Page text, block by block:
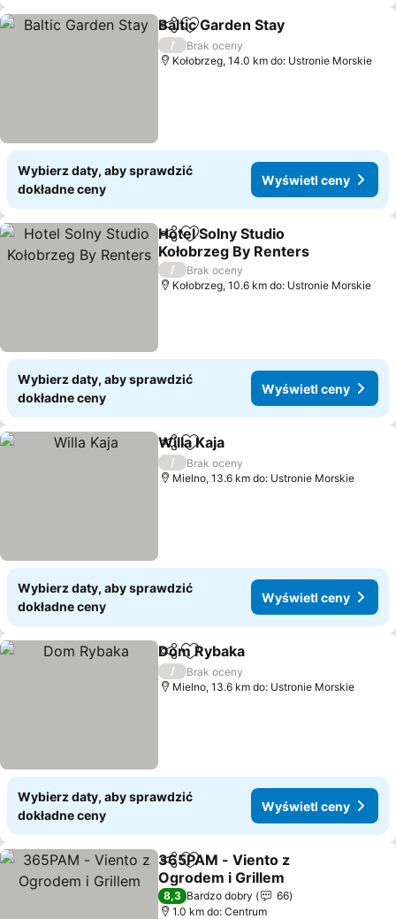
UdostępnijDodaj do ulubionych
Baltic Garden Stay
/
Brak oceny
Kołobrzeg, 14.0 km do: Ustronie Morskie
Wybierz daty, aby sprawdzić
dokładne ceny
Wyświetl ceny
Udostępnij
Dodaj do ulubionych
Hotel Solny Studio
Kołobrzeg By Renters
Wyświetl ceny
/
Brak oceny
Kołobrzeg, 10.6 km do: Ustronie Morskie
Wybierz daty, aby sprawdzić
dokładne ceny
Wyświetl ceny
Udostępnij
Dodaj do ulubionych
Willa Kaja
/
Brak oceny
Mielno, 13.6 km do: Ustronie Morskie
Wybierz daty, aby sprawdzić
dokładne ceny
Wyświetl ceny
Udostępnij
Dodaj do ulubionych
Dom Rybaka
/
Brak oceny
Mielno, 13.6 km do: Ustronie Morskie
Wybierz daty, aby sprawdzić
dokładne ceny
Wyświetl ceny
UdostępnijDodaj do ulubionych
365PAM - Viento z
Ogrodem i Grillem
Wyświetl ceny
8,3 Bardzo dobry
66
1.0 km do: Centrum